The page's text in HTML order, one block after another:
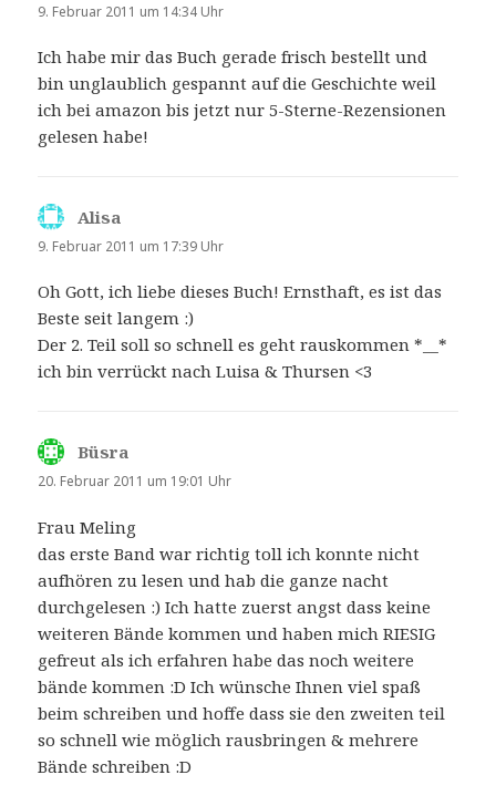
9. Februar 2011 um 14:34 Uhr
Ich habe mir das Buch gerade frisch bestellt und
bin unglaublich gespannt auf die Geschichte weil
ich bei amazon bis jetzt nur 5-Sterne-Rezensionen
gelesen habe!
Alisa
9. Februar 2011 um 17:39 Uhr
Oh Gott, ich liebe dieses Buch! Ernsthaft, es ist das
Beste seit langem :)
Der 2. Teil soll so schnell es geht rauskommen *__*
ich bin verrückt nach Luisa & Thursen <3
Büsra
20. Februar 2011 um 19:01 Uhr
Frau Meling
das erste Band war richtig toll ich konnte nicht
aufhören zu lesen und hab die ganze nacht
durchgelesen :) Ich hatte zuerst angst dass keine
weiteren Bände kommen und haben mich RIESIG
gefreut als ich erfahren habe das noch weitere
bände kommen :D Ich wünsche Ihnen viel spaß
beim schreiben und hoffe dass sie den zweiten teil
so schnell wie möglich rausbringen & mehrere
Bände schreiben :D